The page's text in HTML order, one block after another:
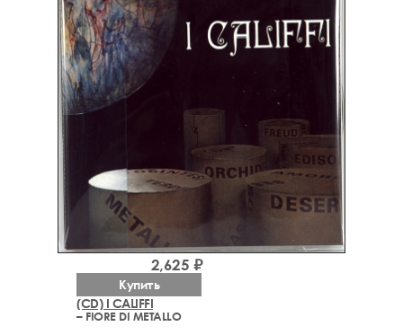
(CD) I CALIFFI
– FIORE DI METALLO
2,625 ₽
Купить